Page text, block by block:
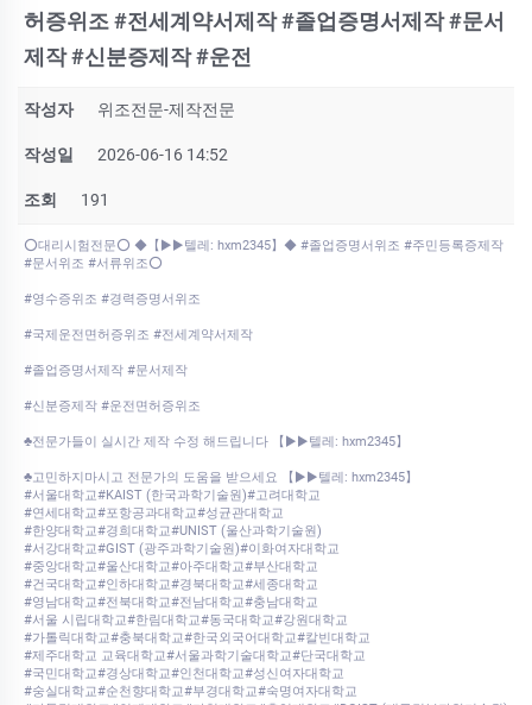
허증위조 #전세계약서제작 #졸업증명서제작 #문서
제작 #신분증제작 #운전
작성자 위조전문-제작전문
작성일 2026-06-16 14:52
조회 191
⭕️대리시험전문⭕️ ◆【▶▶텔레: hxm2345】◆ #졸업증명서위조 #주민등록증제작
#문서위조 #서류위조⭕️
#영수증위조 #경력증명서위조
#국제운전면허증위조 #전세계약서제작
#졸업증명서제작 #문서제작
#신분증제작 #운전면허증위조
♣전문가들이 실시간 제작 수정 해드립니다 【▶▶텔레: hxm2345】
♣고민하지마시고 전문가의 도움을 받으세요 【▶▶텔레: hxm2345】
#서울대학교#KAIST (한국과학기술원)#고려대학교
#연세대학교#포항공과대학교#성균관대학교
#한양대학교#경희대학교#UNIST (울산과학기술원)
#서강대학교#GIST (광주과학기술원)#이화여자대학교
#중앙대학교#울산대학교#아주대학교#부산대학교
#건국대학교#인하대학교#경북대학교#세종대학교
#영남대학교#전북대학교#전남대학교#충남대학교
#서울 시립대학교#한림대학교#동국대학교#강원대학교
#가톨릭대학교#충북대학교#한국외국어대학교#칼빈대학교
#제주대학교 교육대학교#서울과학기술대학교#단국대학교
#국민대학교#경상대학교#인천대학교#성신여자대학교
#숭실대학교#순천향대학교#부경대학교#숙명여자대학교